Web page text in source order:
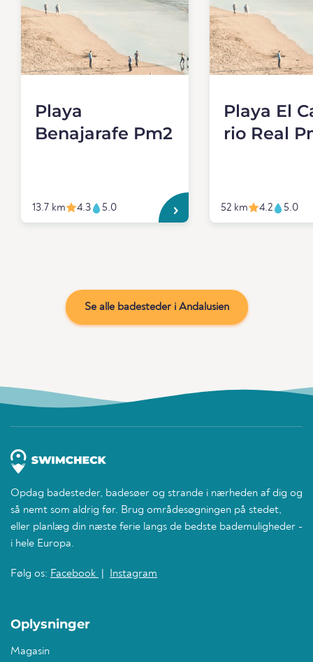
Playa
Benajarafe Pm2
13.7 km 4.3 5.0
Playa El
rio Real
52 km 4.2 5.0
Se alle badesteder i Andalusien
Opdag badesteder, badesøer og strande i nærheden af dig og
så nemt som aldrig før. Brug områdesøgningen på stedet,
eller planlæg din næste ferie langs de bedste bademuligheder -
i hele Europa.
Følg os: Facebook Instagram
Oplysninger
Magasin